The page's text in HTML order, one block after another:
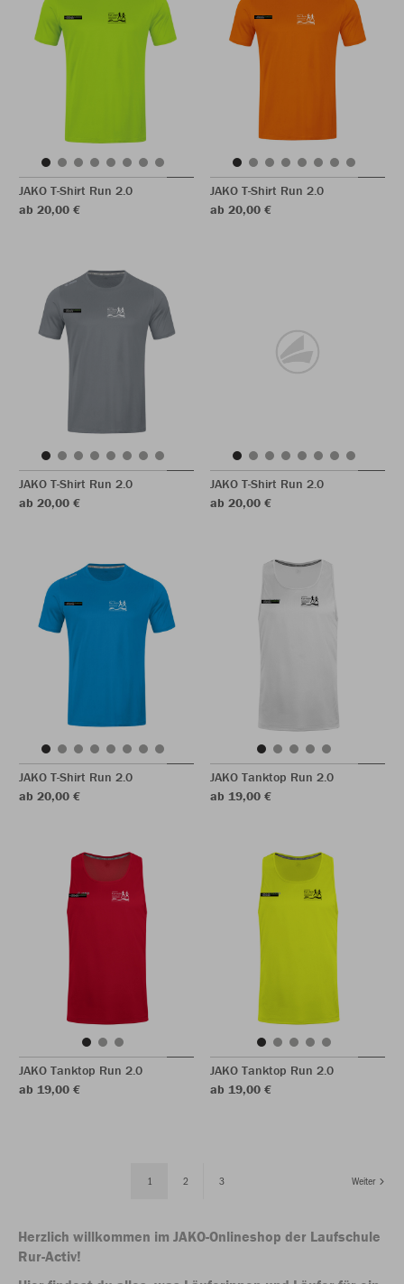
JAKO T-Shirt Run 2.0
ab 20,00 €
JAKO T-Shirt Run 2.0
ab 20,00 €
JAKO T-Shirt Run 2.0
ab 20,00 €
JAKO T-Shirt Run 2.0
ab 20,00 €
JAKO T-Shirt Run 2.0
ab 20,00 €
JAKO Tanktop Run 2.0
ab 19,00 €
JAKO Tanktop Run 2.0
ab 19,00 €
JAKO Tanktop Run 2.0
ab 19,00 €
1 2 3 Weiter
Herzlich willkommen im JAKO-Onlineshop der Laufschule
Rur-Activ!